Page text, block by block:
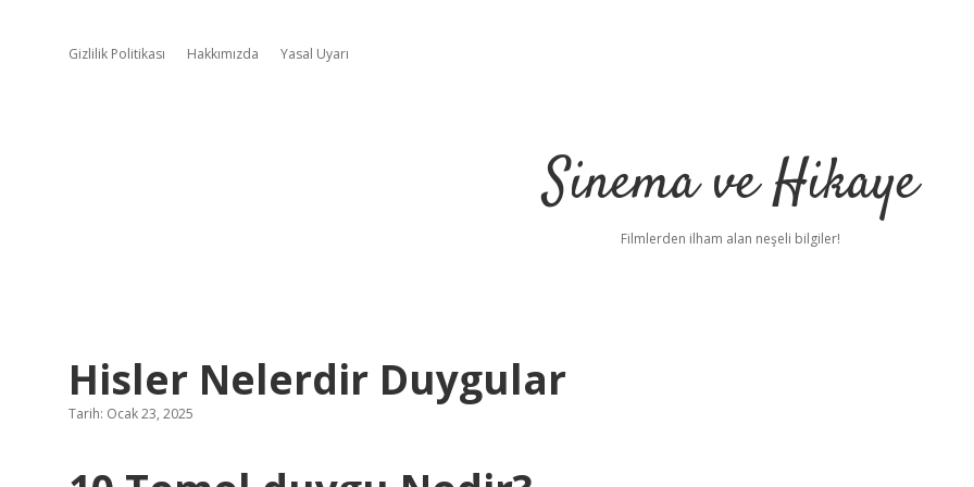
Gizlilik Politikası Hakkımızda Yasal Uyarı
Sinema ve Hikaye
Filmlerden ilham alan neşeli bilgiler!
Hisler Nelerdir Duygular
Tarih: Ocak 23, 2025